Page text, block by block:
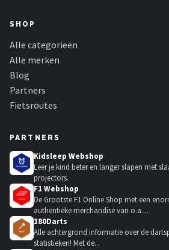
SHOP
Alle categorieën
Alle merken
Blog
Partners
Fietsroutes
PARTNERS
Kidsleep Webshop
Leer je kind beter en langer slapen met
projectors.
F1 Webshop
De Grootste F1 Online Shop met een
authentieke merchandise van o.a....
180Darts
Alle achtergrond informatie over de
statistieken! Met de...